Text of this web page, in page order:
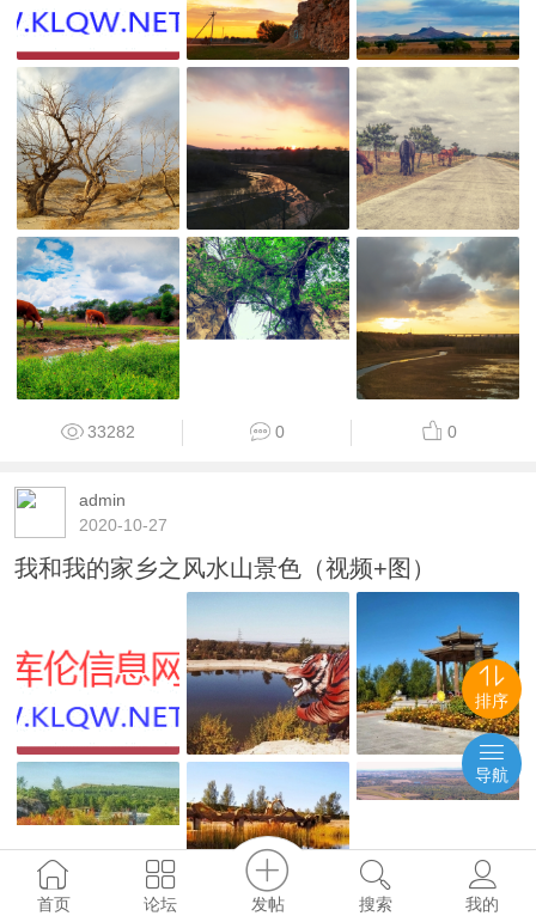
33282 0 0
admin
2020-10-27
我和我的家乡之风水山景色（视频+图）
首页 论坛 发帖 搜索 我的
排序
导航